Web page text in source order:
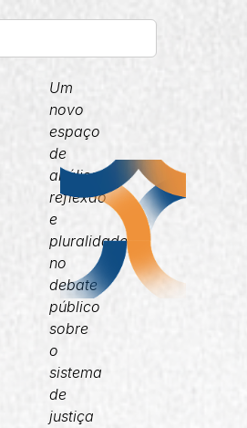
Um
novo
espaço
de
análise,
reflexão
e
pluralidade
no
debate
público
sobre
o
sistema
de
justiça